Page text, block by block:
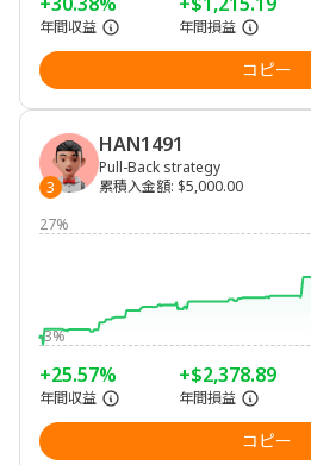
年間収益 年間損益
コピー
3
HAN1491
Pull-Back strategy
累積入金額: $5,000.00
27%
-3%
+25.57%
年間収益
+$2,378.89
年間損益
コピー